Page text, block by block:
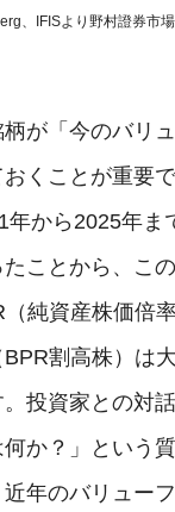
、IFISより野村證券市
が「今のバリ
くことが重要
年から2025年ま
ことから、こ
純資産株価倍
割高株）は
投資家との対
か？」という
年のバリュー